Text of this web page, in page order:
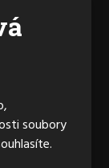
soubory